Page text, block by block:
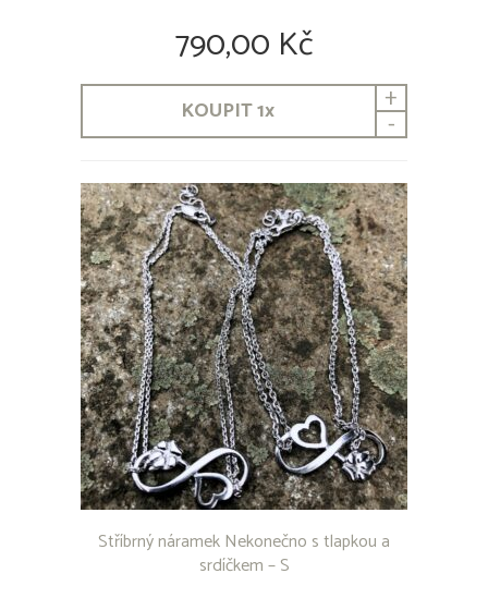
790,00 Kč
KOUPIT1x +
-
Stříbrný náramek Nekonečno s tlapkou a
srdíčkem – S